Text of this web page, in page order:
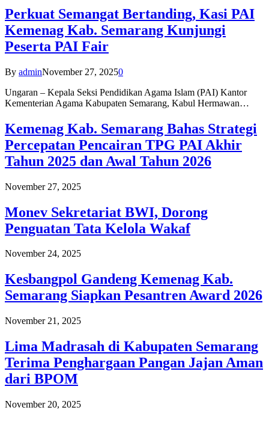
Perkuat Semangat Bertanding, Kasi PAI
Kemenag Kab. Semarang Kunjungi
Peserta PAI Fair
By adminNovember 27, 20250
Ungaran – Kepala Seksi Pendidikan Agama Islam (PAI) Kantor
Kementerian Agama Kabupaten Semarang, Kabul Hermawan…
Kemenag Kab. Semarang Bahas Strategi
Percepatan Pencairan TPG PAI Akhir
Tahun 2025 dan Awal Tahun 2026
November 27, 2025
Monev Sekretariat BWI, Dorong
Penguatan Tata Kelola Wakaf
November 24, 2025
Kesbangpol Gandeng Kemenag Kab.
Semarang Siapkan Pesantren Award 2026
November 21, 2025
Lima Madrasah di Kabupaten Semarang
Terima Penghargaan Pangan Jajan Aman
dari BPOM
November 20, 2025